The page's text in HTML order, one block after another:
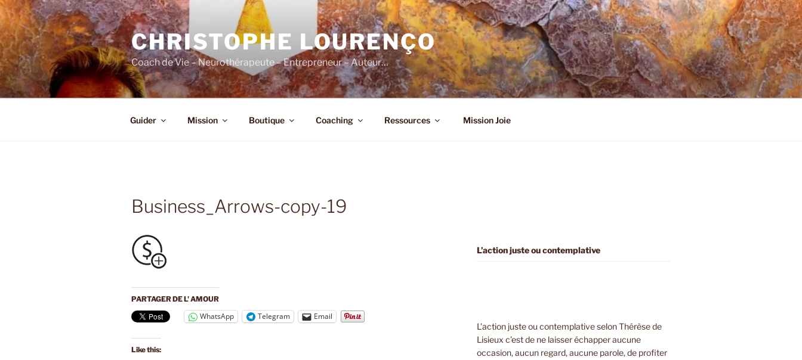
Skip
to
content
CHRISTOPHE LOURENÇO
Coach de Vie – Neurothérapeute – Entrepreneur – Auteur…
Guider Mission Boutique Coaching Ressources Mission Joie
Business_Arrows-copy-19
PARTAGER DE L' AMOUR
WhatsApp Telegram Email
Like this:
L’action juste ou contemplative
L’action juste ou contemplative selon Thérèse de
Lisieux c’est de ne laisser échapper aucune
occasion, aucun regard, aucune parole, de profiter